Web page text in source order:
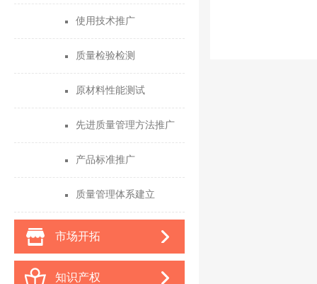
使用技术推广
质量检验检测
原材料性能测试
先进质量管理方法推广
产品标准推广
质量管理体系建立
市场开拓
知识产权